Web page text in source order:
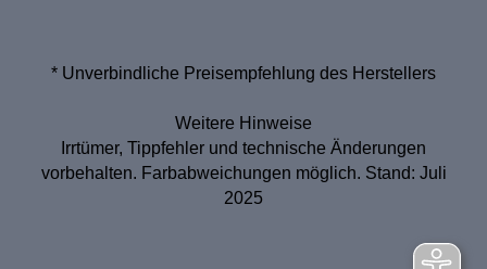
* Unverbindliche Preisempfehlung des Herstellers
Weitere Hinweise
Irrtümer, Tippfehler und technische Änderungen
vorbehalten. Farbabweichungen möglich. Stand: Juli
2025